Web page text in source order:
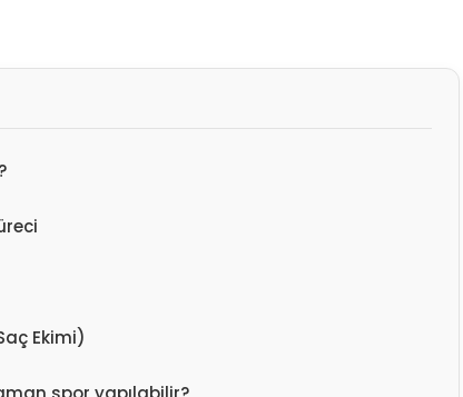
Ekimi)